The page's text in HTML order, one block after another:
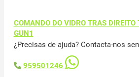
COMANDO DO VIDRO TRAS DIREITO
GUN1
¿Precisas de ajuda? Contacta-nos
959501246